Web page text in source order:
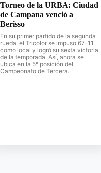
Torneo de la URBA: Ciudad
de Campana venció a
Berisso
En su primer partido de la segunda
rueda, el Tricolor se impuso 67-11
como local y logró su sexta victoria
de la temporada. Así, ahora se
ubica en la 5ª posición del
Campeonato de Tercera.